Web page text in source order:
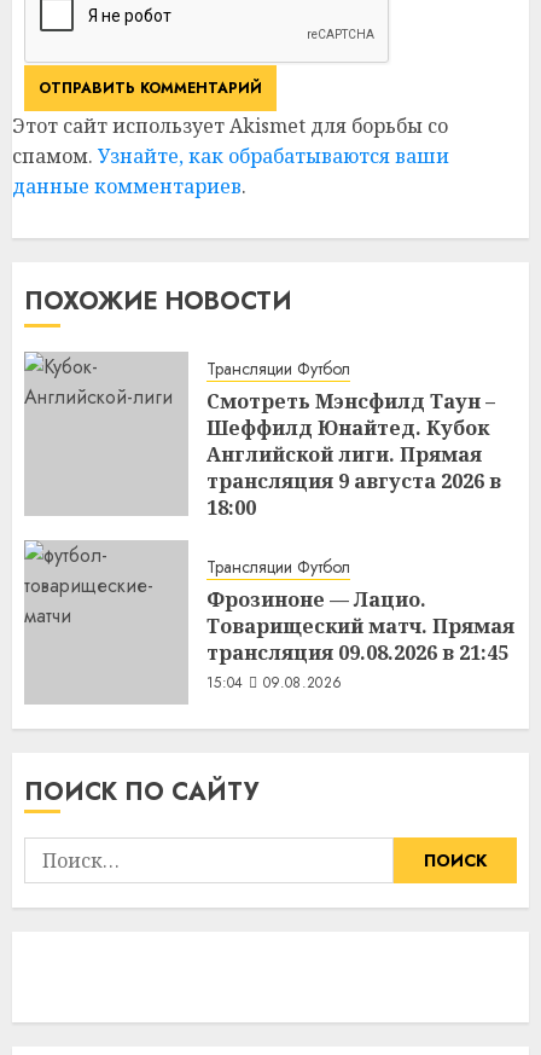
Этот сайт использует Akismet для борьбы со
спамом. Узнайте, как обрабатываются ваши
данные комментариев.
ПОХОЖИЕ НОВОСТИ
Трансляции Футбол
Смотреть Мэнсфилд Таун –
Шеффилд Юнайтед. Кубок
Английской лиги. Прямая
трансляция 9 августа 2026 в
18:00
Трансляции Футбол
Фрозиноне — Лацио.
Товарищеский матч. Прямая
трансляция 09.08.2026 в 21:45
15:04 09.08.2026
ПОИСК ПО САЙТУ
Найти: